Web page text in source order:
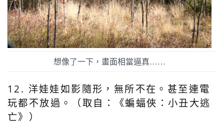
想像了一下，畫面相當逼真……
12. 洋娃娃如影隨形，無所不在。甚至連電
玩都不放過。（取自：《蝙蝠俠：小丑大逃
亡》）